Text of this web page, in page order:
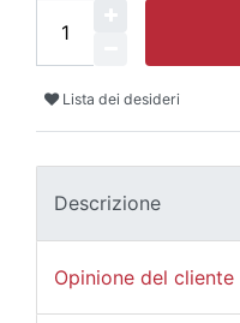
Lista dei desideri
Descrizione
Opinione del cliente